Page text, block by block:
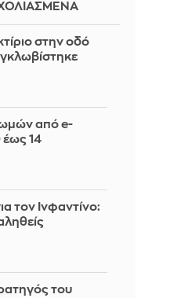
στην οδό
από e-
έως 14
τον Ινφαντίνο:
του